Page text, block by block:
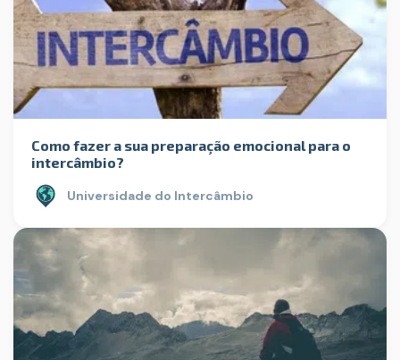
Como fazer a sua preparação emocional para o
intercâmbio?
Universidade do Intercâmbio